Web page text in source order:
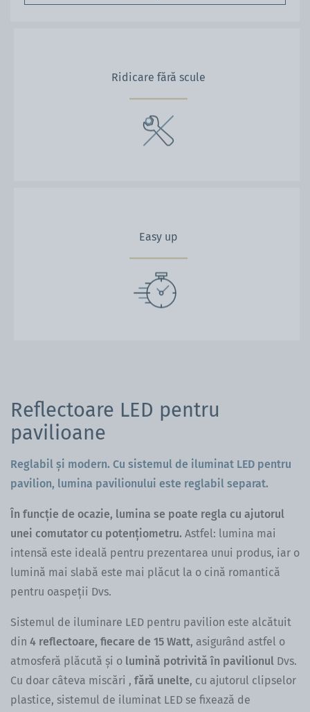
Ridicare fără scule
Easy up
Reflectoare LED pentru
pavilioane
Reglabil și modern. Cu sistemul de iluminat LED pentru
pavilion, lumina pavilionului este reglabil separat.
În funcție de ocazie, lumina se poate regla cu ajutorul
unei comutator cu potențiometru. Astfel: lumina mai
intensă este ideală pentru prezentarea unui produs, iar o
lumină mai slabă este mai plăcut la o cină romantică
pentru oaspeții Dvs.
Sistemul de iluminare LED pentru pavilion este alcătuit
din 4 reflectoare, fiecare de 15 Watt, asigurând astfel o
atmosferă plăcută și o lumină potrivită în pavilionul Dvs.
Cu doar câteva miscări , fără unelte, cu ajutorul clipselor
plastice, sistemul de iluminat LED se fixează de